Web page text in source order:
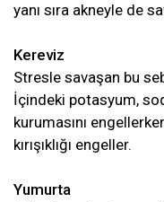
yanı sıra akneyle de
Kereviz
Stresle savaşan bu
İçindeki potasyum,
kurumasını
kırışıklığı engeller.
Yumurta